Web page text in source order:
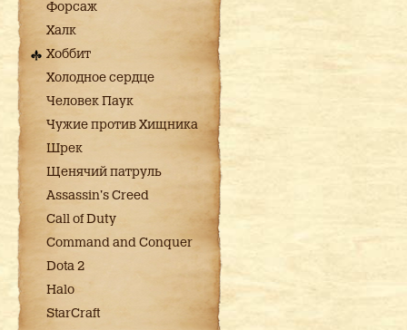
Форсаж
Халк
Хоббит
Холодное сердце
Человек Паук
Чужие против Хищника
Шрек
Щенячий патруль
Assassin's Creed
Call of Duty
Command and Conquer
Dota 2
Halo
StarCraft